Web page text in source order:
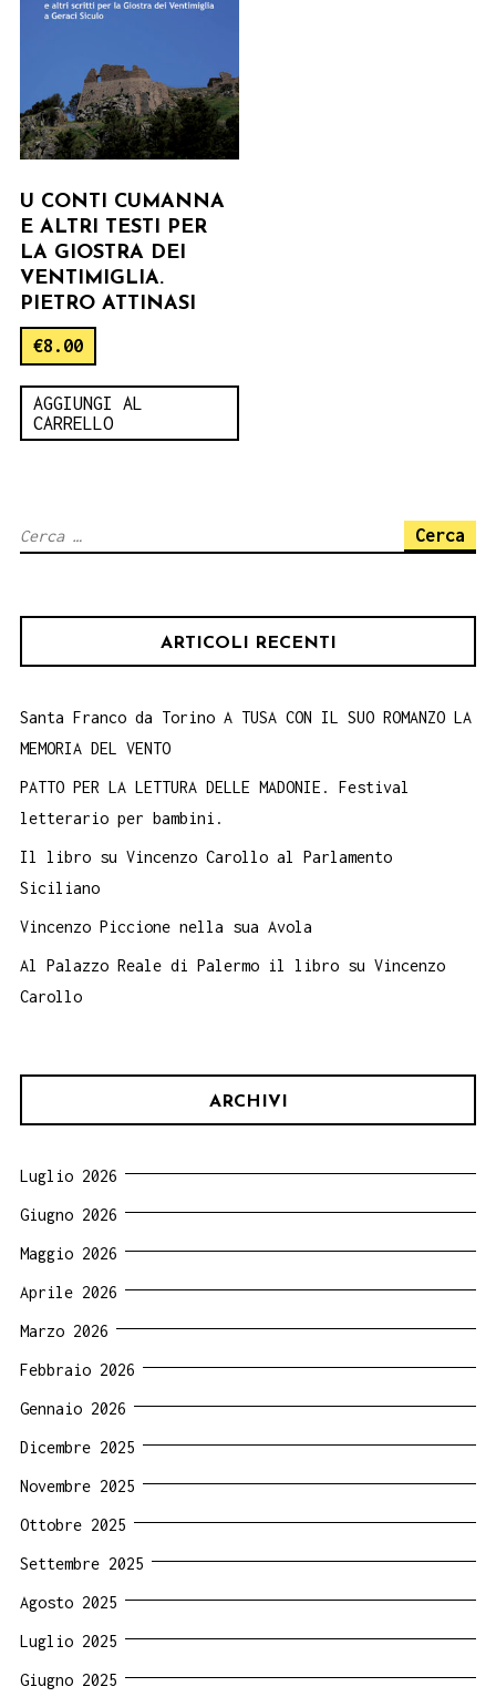
U CONTI CUMANNA
E ALTRI TESTI PER
LA GIOSTRA DEI
VENTIMIGLIA.
PIETRO ATTINASI
€8.00
AGGIUNGI AL
CARRELLO
Ricerca
ARTICOLI RECENTI
Santa Franco da Torino A TUSA CON IL SUO ROMANZO LA
MEMORIA DEL VENTO
PATTO PER LA LETTURA DELLE MADONIE. Festival
letterario per bambini.
Il libro su Vincenzo Carollo al Parlamento
Siciliano
Vincenzo Piccione nella sua Avola
Al Palazzo Reale di Palermo il libro su Vincenzo
Carollo
ARCHIVI
Luglio 2026
Giugno 2026
Maggio 2026
Aprile 2026
Marzo 2026
Febbraio 2026
Gennaio 2026
Dicembre 2025
Novembre 2025
Ottobre 2025
Settembre 2025
Agosto 2025
Luglio 2025
Giugno 2025